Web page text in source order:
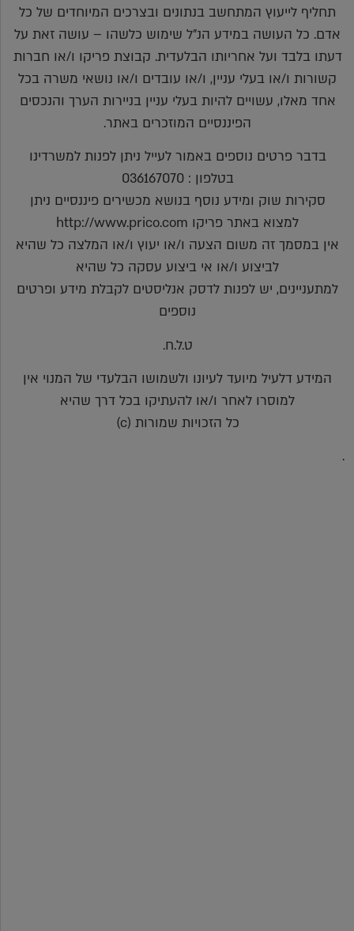
תחליף לייעוץ המתחשב בנתונים ובצרכים המיוחדים של כל
אדם. כל העושה במידע הנ"ל שימוש כלשהו – עושה זאת על
דעתו בלבד ועל אחריותו הבלעדית. קבוצת פריקו ו/או חברות
קשורות ו/או בעלי עניין, ו/או עובדים ו/או נושאי משרה בכל
אחד מאלו, עשויים להיות בעלי עניין בניירות הערך והנכסים
הפיננסיים המוזכרים באתר.
בדבר פרטים נוספים באמור לעייל ניתן לפנות למשרדינו
בטלפון : 036167070
סקירות שוק ומידע נוסף בנושא מכשירים פיננסיים ניתן
למצוא באתר פריקו http://www.prico.com
אין במסמך זה משום הצעה ו/או יעוץ ו/או המלצה כל שהיא
לביצוע ו/או אי ביצוע עסקה כל שהיא
למתעניינים, יש לפנות לדסק אנליסטים לקבלת מידע ופרטים
נוספים
ט.ל.ח.
המידע דלעיל מיועד לעיונו ולשמושו הבלעדי של המנוי אין
למוסרו לאחר ו/או להעתיקו בכל דרך שהיא
כל הזכויות שמורות (c)
.